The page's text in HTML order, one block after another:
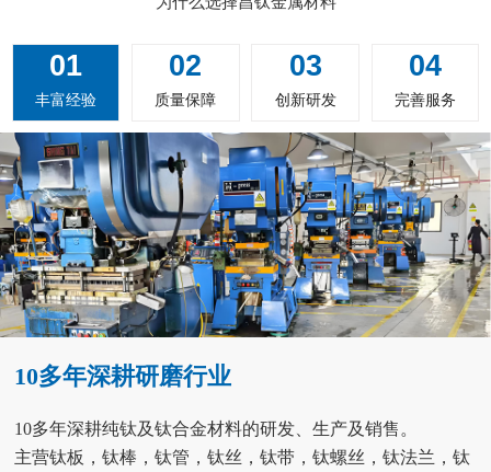
01
丰富经验
02
质量保障
03
创新研发
04
完善服务
10多年深耕研磨行业
10多年深耕纯钛及钛合金材料的研发、生产及销售。
主营钛板，钛棒，钛管，钛丝，钛带，钛螺丝，钛法兰，钛